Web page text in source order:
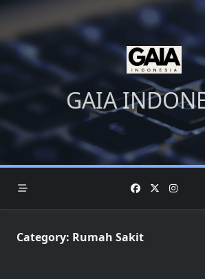
Skip
content
GAIA
Category: Rumah Sakit